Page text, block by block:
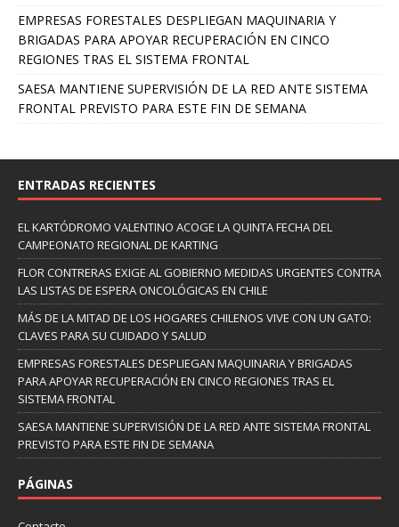
EMPRESAS FORESTALES DESPLIEGAN MAQUINARIA Y
BRIGADAS PARA APOYAR RECUPERACIÓN EN CINCO
REGIONES TRAS EL SISTEMA FRONTAL
SAESA MANTIENE SUPERVISIÓN DE LA RED ANTE SISTEMA
FRONTAL PREVISTO PARA ESTE FIN DE SEMANA
ENTRADAS RECIENTES
EL KARTÓDROMO VALENTINO ACOGE LA QUINTA FECHA DEL
CAMPEONATO REGIONAL DE KARTING
FLOR CONTRERAS EXIGE AL GOBIERNO MEDIDAS URGENTES CONTRA
LAS LISTAS DE ESPERA ONCOLÓGICAS EN CHILE
MÁS DE LA MITAD DE LOS HOGARES CHILENOS VIVE CON UN GATO:
CLAVES PARA SU CUIDADO Y SALUD
EMPRESAS FORESTALES DESPLIEGAN MAQUINARIA Y BRIGADAS
PARA APOYAR RECUPERACIÓN EN CINCO REGIONES TRAS EL
SISTEMA FRONTAL
SAESA MANTIENE SUPERVISIÓN DE LA RED ANTE SISTEMA FRONTAL
PREVISTO PARA ESTE FIN DE SEMANA
PÁGINAS